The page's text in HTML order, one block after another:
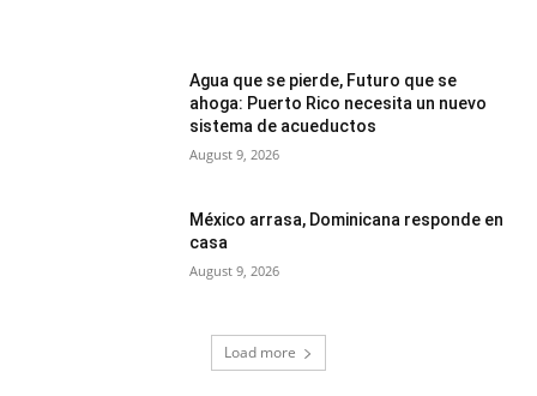
Agua que se pierde, Futuro que se
ahoga: Puerto Rico necesita un nuevo
sistema de acueductos
August 9, 2026
México arrasa, Dominicana responde en
casa
August 9, 2026
Load more